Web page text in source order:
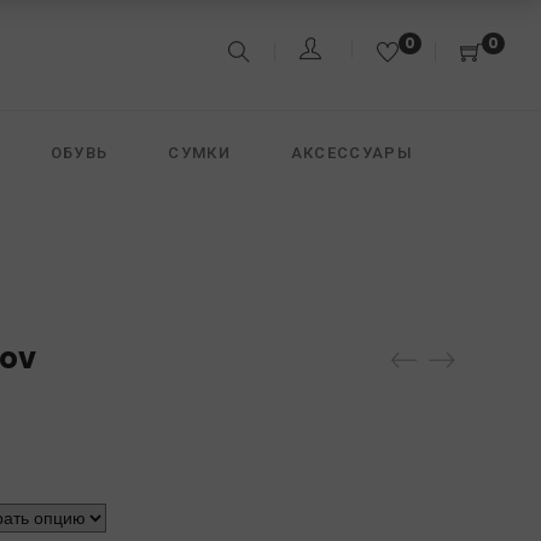
0 0
ОБУВЬ СУМКИ АКСЕССУАРЫ